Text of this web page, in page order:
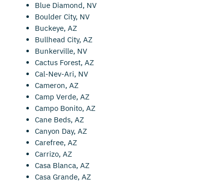
Blue Diamond, NV
Boulder City, NV
Buckeye, AZ
Bullhead City, AZ
Bunkerville, NV
Cactus Forest, AZ
Cal-Nev-Ari, NV
Cameron, AZ
Camp Verde, AZ
Campo Bonito, AZ
Cane Beds, AZ
Canyon Day, AZ
Carefree, AZ
Carrizo, AZ
Casa Blanca, AZ
Casa Grande, AZ